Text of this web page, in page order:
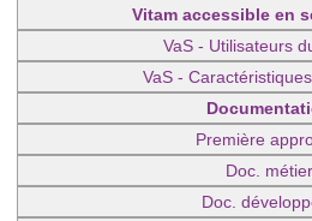
Vitam accessible en
VaS - Utilisateurs
VaS -
Première
Doc. métier
Doc.